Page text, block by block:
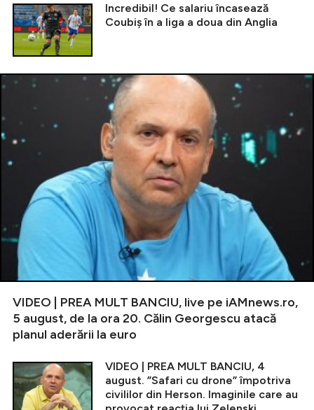
Incredibil! Ce salariu încasează
Coubiș în a liga a doua din Anglia
VIDEO | PREA MULT BANCIU, live pe iAMnews.ro,
5 august, de la ora 20. Călin Georgescu atacă
planul aderării la euro
VIDEO | PREA MULT BANCIU, 4
august. ”Safari cu drone” împotriva
civililor din Herson. Imaginile care au